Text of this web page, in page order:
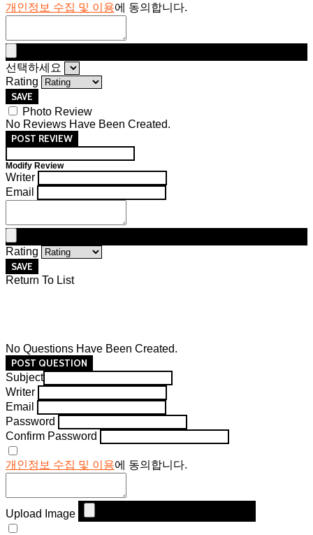
개인정보 수집 및 이용에 동의합니다.
선택하세요
Rating
SAVE
Photo Review
No Reviews Have Been Created.
POST REVIEW
Modify Review
Writer
Email
Rating
SAVE
Return To List
No Questions Have Been Created.
POST QUESTION
Subject
Writer
Email
Password
Confirm Password
개인정보 수집 및 이용에 동의합니다.
Upload Image